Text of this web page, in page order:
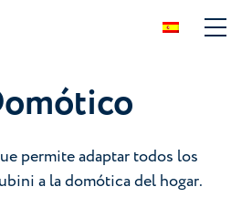
permite adaptar todos los
a la domótica del hogar.